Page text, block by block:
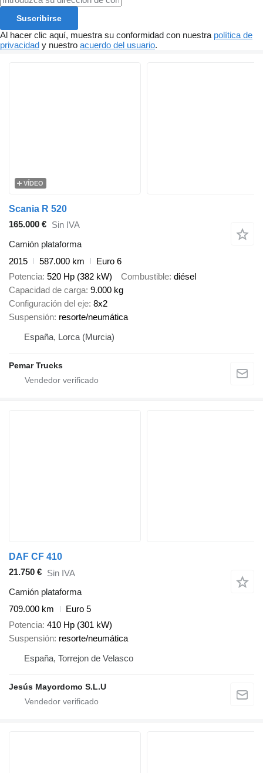
Suscribirse
Al hacer clic aquí, muestra su conformidad con nuestra política de
privacidad y nuestro acuerdo del usuario.
VÍDEO
Scania R 520
165.000 € Sin IVA
Camión plataforma
2015
587.000 km
Euro 6
Potencia 520 Hp (382 kW) Combustible diésel
Capacidad de carga 9.000 kg
Configuración del eje 8x2
Suspensión resorte/neumática
España, Lorca (Murcia)
Pemar Trucks
DAF CF 410
21.750 € Sin IVA
Camión plataforma
709.000 km
Euro 5
Potencia 410 Hp (301 kW)
Suspensión resorte/neumática
España, Torrejon de Velasco
Jesús Mayordomo S.L.U